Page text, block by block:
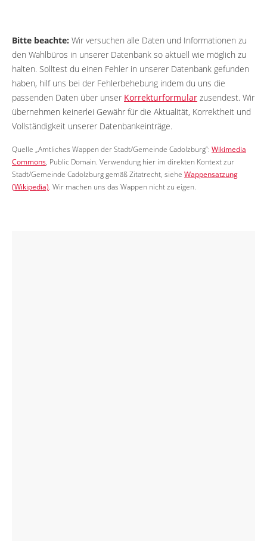
Bitte beachte: Wir versuchen alle Daten und Informationen zu
den Wahlbüros in unserer Datenbank so aktuell wie möglich zu
halten. Solltest du einen Fehler in unserer Datenbank gefunden
haben, hilf uns bei der Fehlerbehebung indem du uns die
passenden Daten über unser Korrekturformular zusendest. Wir
übernehmen keinerlei Gewähr für die Aktualität, Korrektheit und
Vollständigkeit unserer Datenbankeinträge.
Quelle „Amtliches Wappen der Stadt/Gemeinde Cadolzburg“: Wikimedia
Commons, Public Domain. Verwendung hier im direkten Kontext zur
Stadt/Gemeinde Cadolzburg gemäß Zitatrecht, siehe Wappensatzung
(Wikipedia). Wir machen uns das Wappen nicht zu eigen.